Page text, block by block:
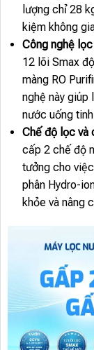
lượng chỉ 28
kiệm không
Công nghệ
12 lõi Smax
màng RO
nghệ này
nước uống
Chế độ lọc và
cấp 2 chế độ
tưởng cho
phân Hydro-
khỏe và nâng